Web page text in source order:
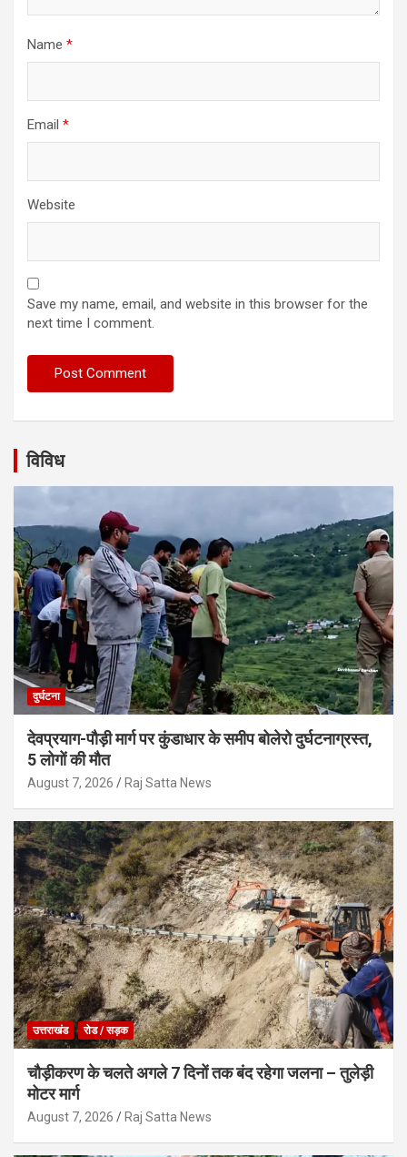
Name *
Email *
Website
Save my name, email, and website in this browser for the
next time I comment.
विविध
दुर्घटना
देवप्रयाग-पौड़ी मार्ग पर कुंडाधार के समीप बोलेरो दुर्घटनाग्रस्त,
5 लोगों की मौत
August 7, 2026 Raj Satta News
उत्तराखंड रोड / सड़क
चौड़ीकरण के चलते अगले 7 दिनों तक बंद रहेगा जलना – तुलेड़ी
मोटर मार्ग
August 7, 2026 Raj Satta News